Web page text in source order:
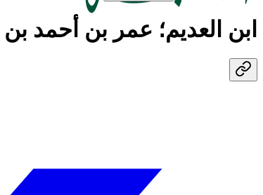
ابن العديم؛ عمر بن أحمد